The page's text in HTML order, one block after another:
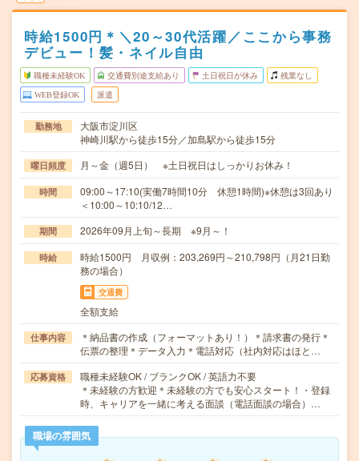
時給1500円＊＼20～30代活躍／ここから事務
デビュー！髪・ネイル自由
職種未経験OK 交通費別途支給あり 土日祝日が休み 残業なし
WEB登録OK 派遣
勤務地
大阪市淀川区
神崎川駅から徒歩15分／加島駅から徒歩15分
曜日頻度 月～金（週5日） ※土日祝日はしっかりお休み！
時間
09:00～17:10(実働7時間10分 休憩1時間)※休憩は3回あり
＜10:00～10:10/12…
期間 2026年09月上旬～長期 ※9月～！
時給
時給1500円 月収例：203,269円～210,798円（月21日勤
務の場合）
交通費
全額支給
仕事内容
＊納品書の作成（フォーマットあり！）＊請求書の発行＊
伝票の整理＊データ入力＊電話対応（社内対応はほと…
応募資格
職種未経験OK / ブランクOK / 英語力不要
＊未経験の方歓迎＊未経験の方でも安心スタート！・登録
時、キャリアを一緒に考える面談（電話面談の場合）…
職場の雰囲気